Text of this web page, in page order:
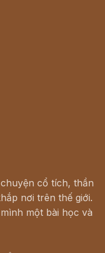
cổ tích, thần
nơi trên thế giới.
một bài học và